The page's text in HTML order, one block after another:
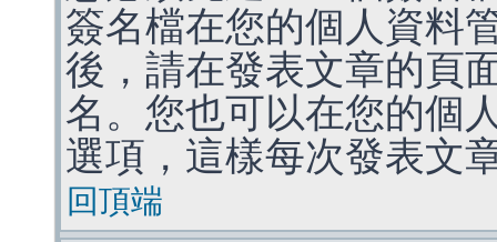
簽名檔在您的個人資料
後，請在發表文章的頁
名。您也可以在您的個
選項，這樣每次發表文
回頂端